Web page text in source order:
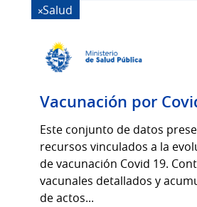
Salud
Vacunación por
Este conjunto de datos
recursos vinculados a la
de vacunación Covid 19.
vacunales detallados y
de actos...